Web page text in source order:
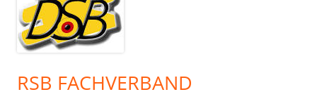
RSB FACHVERBAND